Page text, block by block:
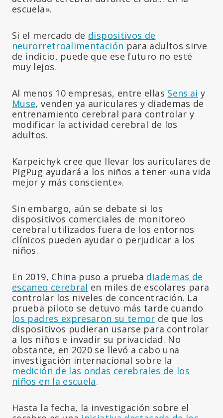
escuela».
Si el mercado de dispositivos de
neurorretroalimentación para adultos sirve
de indicio, puede que ese futuro no esté
muy lejos.
Al menos 10 empresas, entre ellas Sens.ai y
Muse, venden ya auriculares y diademas de
entrenamiento cerebral para controlar y
modificar la actividad cerebral de los
adultos.
Karpeichyk cree que llevar los auriculares de
PigPug ayudará a los niños a tener «una vida
mejor y más consciente».
Sin embargo, aún se debate si los
dispositivos comerciales de monitoreo
cerebral utilizados fuera de los entornos
clínicos pueden ayudar o perjudicar a los
niños.
En 2019, China puso a prueba diademas de
escaneo cerebral en miles de escolares para
controlar los niveles de concentración. La
prueba piloto se detuvo más tarde cuando
los padres expresaron su temor de que los
dispositivos pudieran usarse para controlar
a los niños e invadir su privacidad. No
obstante, en 2020 se llevó a cabo una
investigación internacional sobre la
medición de las ondas cerebrales de los
niños en la escuela.
Hasta la fecha, la investigación sobre el